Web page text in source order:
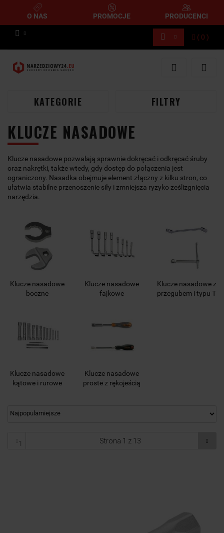
O NAS PROMOCJE PRODUCENCI
( 0 )
KATEGORIE FILTRY
KLUCZE NASADOWE
Klucze nasadowe pozwalają sprawnie dokręcać i odkręcać śruby
oraz nakrętki, także wtedy, gdy dostęp do połączenia jest
ograniczony. Nasadka obejmuje element złączny z kilku stron, co
ułatwia stabilne przenoszenie siły i zmniejsza ryzyko ześlizgnięcia
narzędzia.
Klucze nasadowe
boczne
Klucze nasadowe
fajkowe
Klucze nasadowe z
przegubem i typu T
Klucze nasadowe
kątowe i rurowe
Klucze nasadowe
proste z rękojeścią
1